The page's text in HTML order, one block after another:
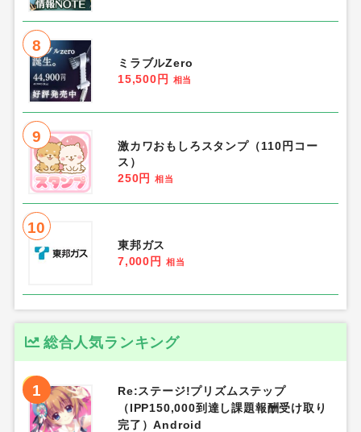
8
ミラブルZero
15,500円
相当
9
激カワおもしろスタンプ（110円コー
ス）
250円
相当
10
東邦ガス
7,000円
相当
総合人気ランキング
1
Re:ステージ!プリズムステップ
（IPP150,000到達し課題報酬受け取り
完了）Android